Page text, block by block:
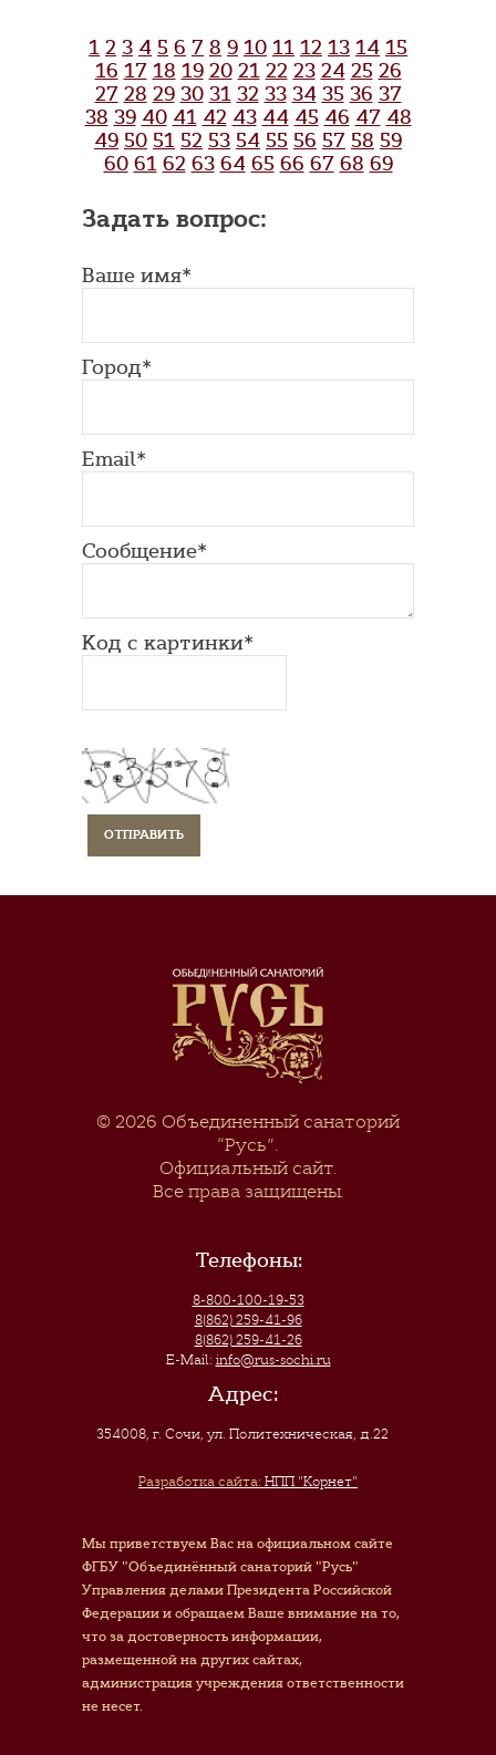
1 2 3 4 5 6 7 8 9 10 11 12 13 14 15
16 17 18 19 20 21 22 23 24 25 26
27 28 29 30 31 32 33 34 35 36 37
38 39 40 41 42 43 44 45 46 47 48
49 50 51 52 53 54 55 56 57 58 59
60 61 62 63 64 65 66 67 68 69
Задать вопрос:
Ваше имя*
Город*
Email*
Сообщение*
Код с картинки*
© 2026 Объединенный санаторий
“Русь”.
Официальный сайт.
Все права защищены.
Телефоны:
8-800-100-19-53
8(862) 259-41-96
8(862) 259-41-26
E-Mail: info@rus-sochi.ru
Адрес:
354008, г. Сочи,ул. Политехническая, д.22
Разработка сайта: НПП "Корнет"
Мы приветствуем Вас на официальном сайте
ФГБУ "Объединённый санаторий "Русь"
Управления делами Президента Российской
Федерации и обращаем Ваше внимание на то,
что за достоверность информации,
размещенной на других сайтах,
администрация учреждения ответственности
не несет.